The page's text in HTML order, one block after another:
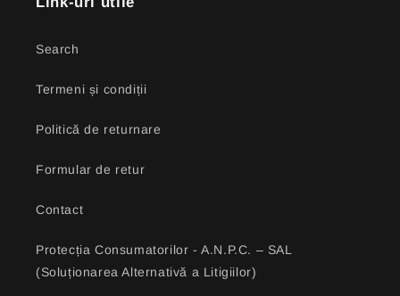
Search
Termeni și condiții
Politică de returnare
Formular de retur
Contact
Protecția Consumatorilor - A.N.P.C. – SAL
(Soluționarea Alternativă a Litigiilor)